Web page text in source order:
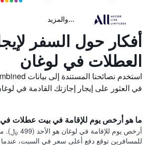
...والمزيد
أفكار حول السفر
العطلات في لوغان
في العثور على إيجار إجازتك القادمة في
ما هو أرخص يوم للإقامة في بيت عطلات
أرخص يوم
للمسافرين توقع دفع أعلى سعر في السبت،